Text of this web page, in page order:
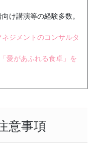
け講演等の経験多数。
ジメントのコンサルタ
愛があふれる食卓」を
意事項